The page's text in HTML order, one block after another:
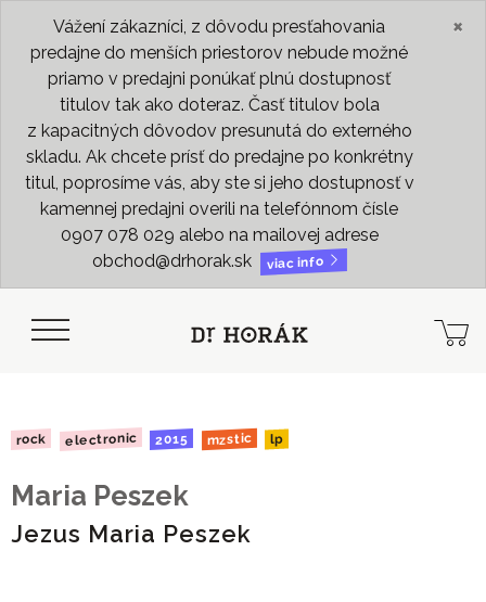
Vážení zákazníci, z dôvodu presťahovania
predajne do menších priestorov nebude možné
priamo v predajni ponúkať plnú dostupnosť
titulov tak ako doteraz. Časť titulov bola
z kapacitných dôvodov presunutá do externého
skladu. Ak chcete prísť do predajne po konkrétny
titul, poprosíme vás, aby ste si jeho dostupnosť v
kamennej predajni overili na telefónnom čísle
0907 078 029 alebo na mailovej adrese
obchod@drhorak.sk
viac info
×
rock electronic 2015 mzstic lp
Maria Peszek
Jezus Maria Peszek